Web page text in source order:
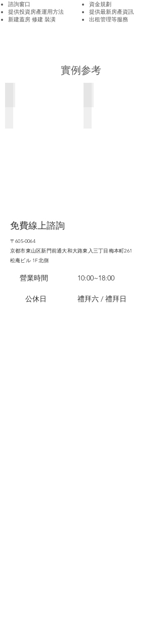
諮詢窗口
提供投資房產運用方法
​新建蓋房 修建 裝潢
資金規劃
​提供最新房產資訊
​出租管理等服務
實例参考
免費線上諮詢
〒605-0064
京都市東山区新門前通大和大路東入三丁目梅本町261
松庵ビル 1F北側
營業時間
​公休日
​10:00~18:00
​禮拜六 / 禮拜日